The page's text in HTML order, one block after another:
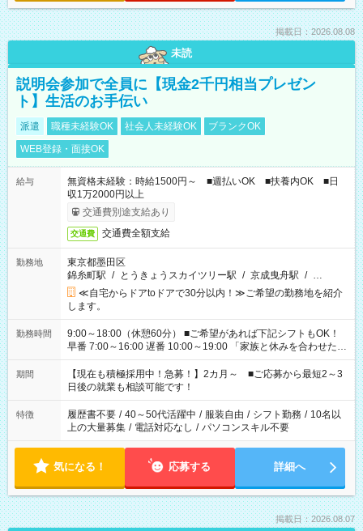
掲載日：2026.08.08
未読
説明会参加で全員に【現金2千円相当プレゼン
ト】生活のお手伝い
派遣 職種未経験OK 社会人未経験OK
ブランクOK
WEB登録・面接OK
給与
無資格未経験：時給1500円～ ■週払いOK ■扶養内OK ■日
収1万2000円以上
交通費別途支給あり
交通費 交通費全額支給
勤務地
東京都墨田区
錦糸町駅 / とうきょうスカイツリー駅 / 京成曳舟駅 / …
≪自宅からドアtoドアで30分以内！≫ご希望の勤務地を紹介
します。
勤務時間
9:00～18:00（休憩60分） ■ご希望があれば下記シフトもOK！
早番 7:00～16:00 遅番 10:00～19:00 「家族と休みを合わせた
い」 「余裕を持って夕飯の準備がしたい」 「できれば残業はし
たくない」 など、ご希望を教えてくださいね。 ※Wワーク希望
の方へ 今ご覧のお仕事で希望する勤務時間と、もう1つのお仕事
の勤務時間。 合計で週40時間を超える場合は応募できません。
期間
【現在も積極採用中！急募！】2カ月～ ■ご応募から最短2～3
日後の就業も相談可能です！
特徴 履歴書不要 / 40～50代活躍中 / 服装自由 / シフト勤務 / 10名以
上の大量募集 / 電話対応なし / パソコンスキル不要
気になる！ 応募する 詳細へ
掲載日：2026.08.07